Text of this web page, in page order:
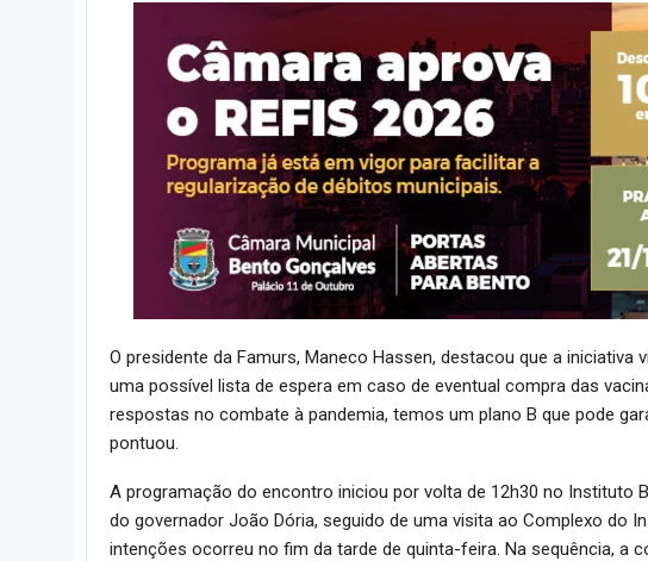
O presidente da Famurs, Maneco Hassen, destacou que a
uma possível lista de espera em caso de eventual compra das
respostas no combate à pandemia, temos um plano B que pode
pontuou.
A programação do encontro iniciou por volta de 12h30 no Instituto
do governador João Dória, seguido de uma visita ao Complexo do
intenções ocorreu no fim da tarde de quinta-feira. Na sequência, a